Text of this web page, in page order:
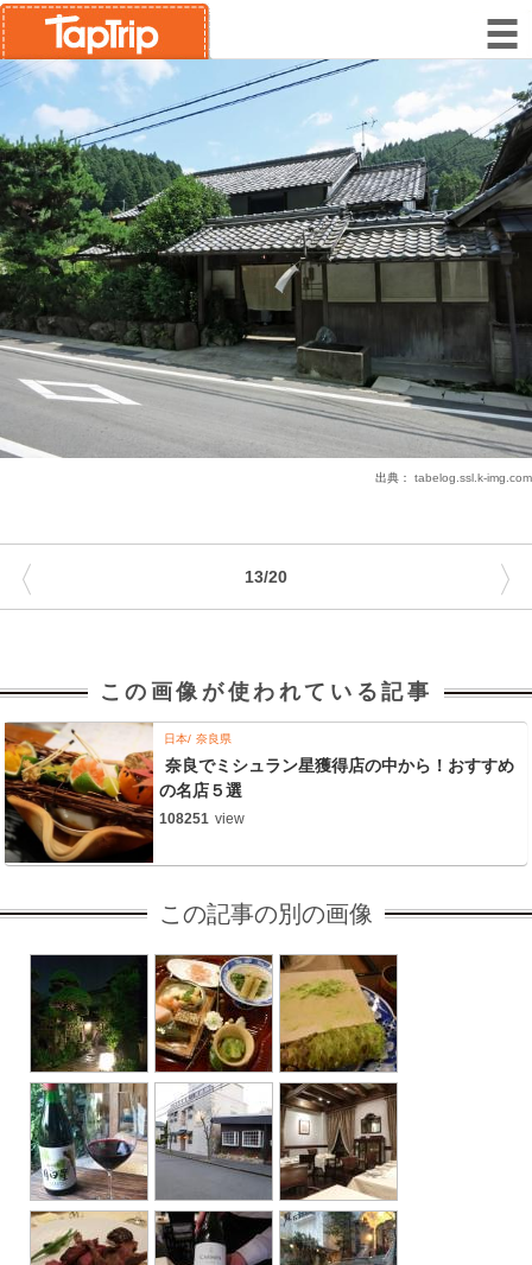
出典： tabelog.ssl.k-img.com
13/20
〈 〉
この画像が使われている記事
日本 奈良県
奈良でミシュラン星獲得店の中から！おすすめ
の名店５選
108251 view
この記事の別の画像